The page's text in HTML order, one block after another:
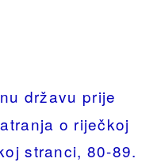
državu prije
o riječkoj
stranci, 80-89.